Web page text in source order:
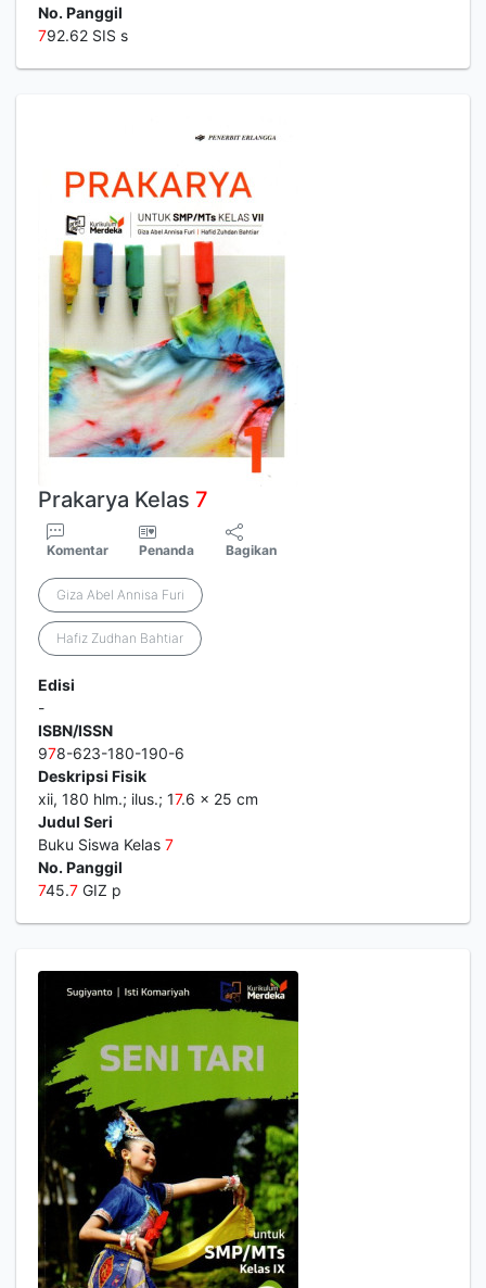
No. Panggil
792.62 SIS s
Prakarya Kelas 7
Komentar Penanda Bagikan
Giza Abel Annisa Furi
Hafiz Zudhan Bahtiar
Edisi
-
ISBN/ISSN
978-623-180-190-6
Deskripsi Fisik
xii, 180 hlm.; ilus.; 17.6 x 25 cm
Judul Seri
Buku Siswa Kelas 7
No. Panggil
745.7 GIZ p